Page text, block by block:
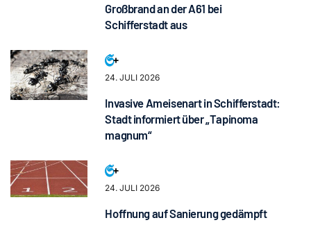
Großbrand an der A61 bei
Schifferstadt aus
24. JULI 2026
Invasive Ameisenart in Schifferstadt:
Stadt informiert über „Tapinoma
magnum“
24. JULI 2026
Hoffnung auf Sanierung gedämpft